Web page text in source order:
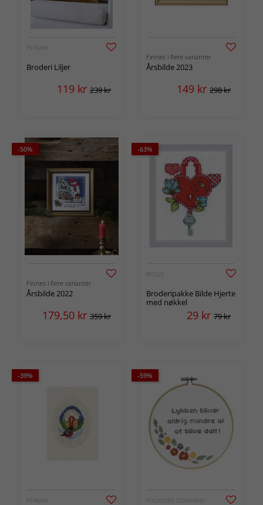
PERMIN
Broderi Liljer
119 kr 239 kr
Finnes i flere varianter
Årsbilde 2023
149 kr 298 kr
-50%
Finnes i flere varianter
Årsbilde 2022
179,50 kr 359 kr
-63%
RIOLIS
Broderipakke Bilde Hjerte
med nøkkel
29 kr 79 kr
-39%
PERMIN
-59%
FOLKLORE COMPANY